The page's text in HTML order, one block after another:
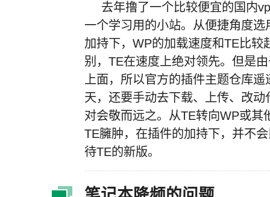
去年撸了一个比较便宜的国内
一个学习用的小站。从便捷角度
加持下，WP的加载速度和TE比较
别，TE在速度上绝对领先。但是
上面，所以官方的插件主题仓库
天，还要手动去下载、上传、改
对会敬而远之。从TE转向WP或其
TE臃肿，在插件的加持下，并不
待TE的新版。